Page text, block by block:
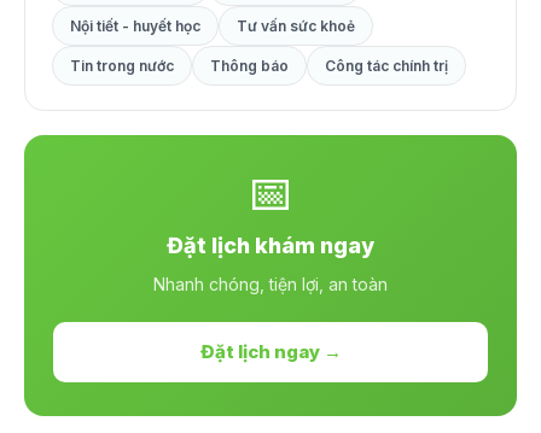
Nội tiết - huyết học Tư vấn sức khoẻ
Tin trong nước Thông báo Công tác chính trị
📅
Đặt lịch khám ngay
Nhanh chóng, tiện lợi, an toàn
Đặt lịch ngay →